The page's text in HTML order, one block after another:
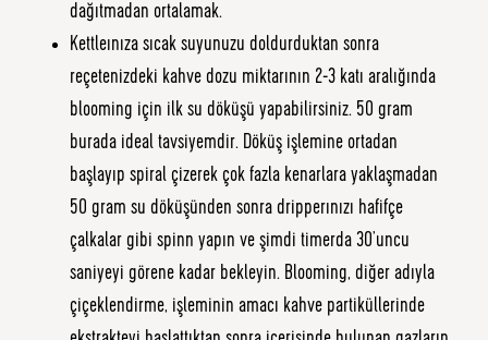
dağıtmadan ortalamak.
Kettleınıza sıcak suyunuzu doldurduktan sonra
reçetenizdeki kahve dozu miktarının 2-3 katı aralığında
blooming için ilk su döküşü yapabilirsiniz. 50 gram
burada ideal tavsiyemdir. Döküş işlemine ortadan
başlayıp spiral çizerek çok fazla kenarlara yaklaşmadan
50 gram su döküşünden sonra dripperınızı hafifçe
çalkalar gibi spinn yapın ve şimdi timerda 30’uncu
saniyeyi görene kadar bekleyin. Blooming, diğer adıyla
çiçeklendirme, işleminin amacı kahve partiküllerinde